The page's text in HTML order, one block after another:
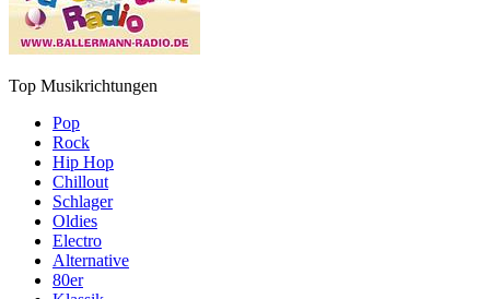
Top Musikrichtungen
Pop
Rock
Hip Hop
Chillout
Schlager
Oldies
Electro
Alternative
80er